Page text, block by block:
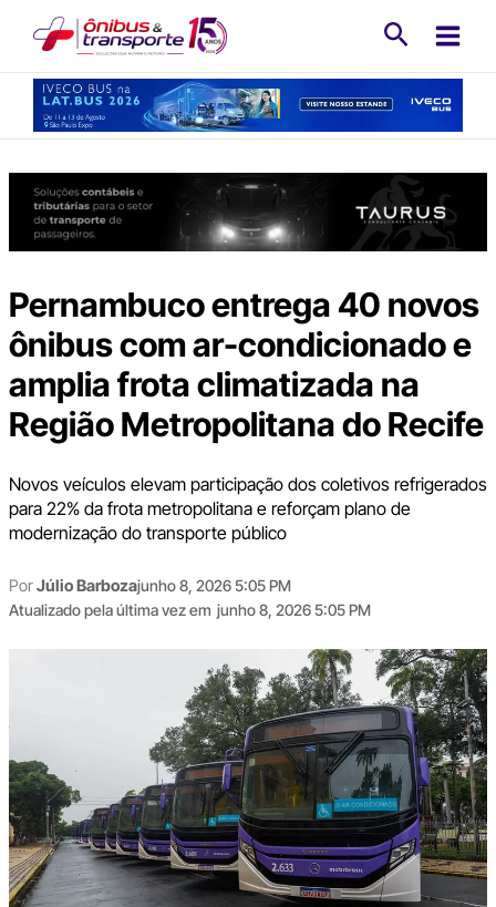
conteúdo
Pernambuco entrega 40 novos
ônibus com ar-condicionado e
amplia frota climatizada na
Região Metropolitana do Recife
Novos veículos elevam participação dos coletivos refrigerados
para 22% da frota metropolitana e reforçam plano de
modernização do transporte público
PorJúlio Barbozajunho 8, 2026 5:05 PM
Atualizado pela última vez em junho 8, 2026 5:05 PM